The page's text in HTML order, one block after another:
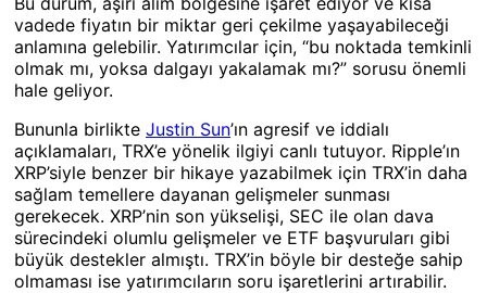
vadede fiyatın bir miktar geri çekilme yaşayabileceği
anlamına gelebilir. Yatırımcılar için, “bu noktada temkinli
olmak mı, yoksa dalgayı yakalamak mı?” sorusu önemli
hale geliyor.
Bununla birlikte Justin Sun’ın agresif ve iddialı
açıklamaları, TRX’e yönelik ilgiyi canlı tutuyor. Ripple’ın
XRP’siyle benzer bir hikaye yazabilmek için TRX’in daha
sağlam temellere dayanan gelişmeler sunması
gerekecek. XRP’nin son yükselişi, SEC ile olan dava
sürecindeki olumlu gelişmeler ve ETF başvuruları gibi
büyük destekler almıştı. TRX’in böyle bir desteğe sahip
olmaması ise yatırımcıların soru işaretlerini artırabilir.